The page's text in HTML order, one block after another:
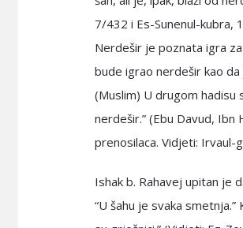
7/432 i Es-Sunenul-kubra,
Nerdešir je poznata igra
bude igrao nerdešir kao
(Muslim) U drugom hadisu
nerdešir.” (Ebu Davud,
prenosilaca. Vidjeti:
Ishak b. Rahavej upitan je
“U šahu je svaka